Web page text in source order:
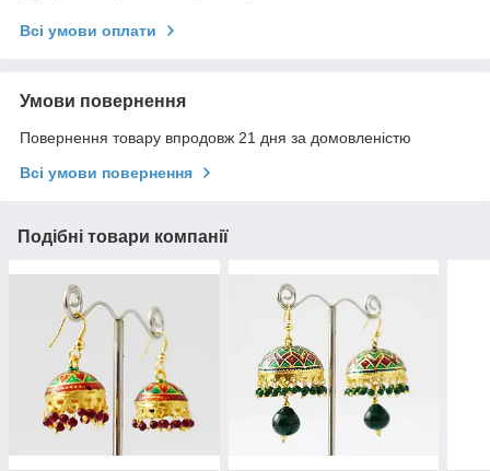
Всі умови оплати
Умови повернення
Повернення товару впродовж 21 дня за домовленістю
Всі умови повернення
Подібні товари компанії